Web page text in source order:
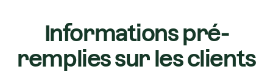
Informations pré-
remplies sur les clients